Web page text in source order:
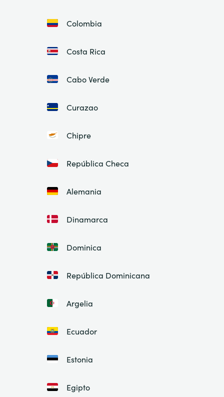
Colombia
Costa Rica
Cabo Verde
Curazao
Chipre
República Checa
Alemania
Dinamarca
Dominica
República Dominicana
Argelia
Ecuador
Estonia
Egipto